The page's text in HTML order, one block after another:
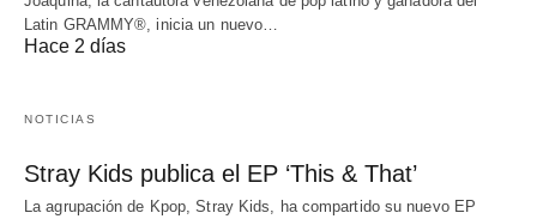
Latin GRAMMY®, inicia un nuevo…
Hace 2 días
NOTICIAS
Stray Kids publica el EP ‘This & That’
La agrupación de Kpop, Stray Kids, ha compartido su nuevo EP